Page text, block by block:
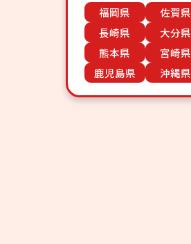
福岡県
佐賀県
長崎県
大分県
熊本県
宮崎県
鹿児島県
沖縄県